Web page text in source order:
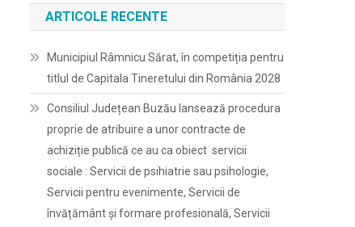
ARTICOLE RECENTE
Municipiul Râmnicu Sărat, în competiția pentru
titlul de Capitala Tineretului din România 2028
Consiliul Județean Buzău lansează procedura
proprie de atribuire a unor contracte de
achiziție publică ce au ca obiect servicii
sociale : Servicii de psihiatrie sau psihologie,
Servicii pentru evenimente, Servicii de
învățământ și formare profesională, Servicii